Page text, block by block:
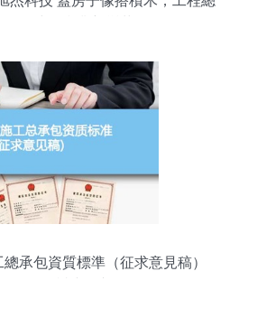
總承包資質標準（征求意見稿）